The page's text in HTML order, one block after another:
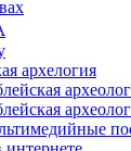
архелогия